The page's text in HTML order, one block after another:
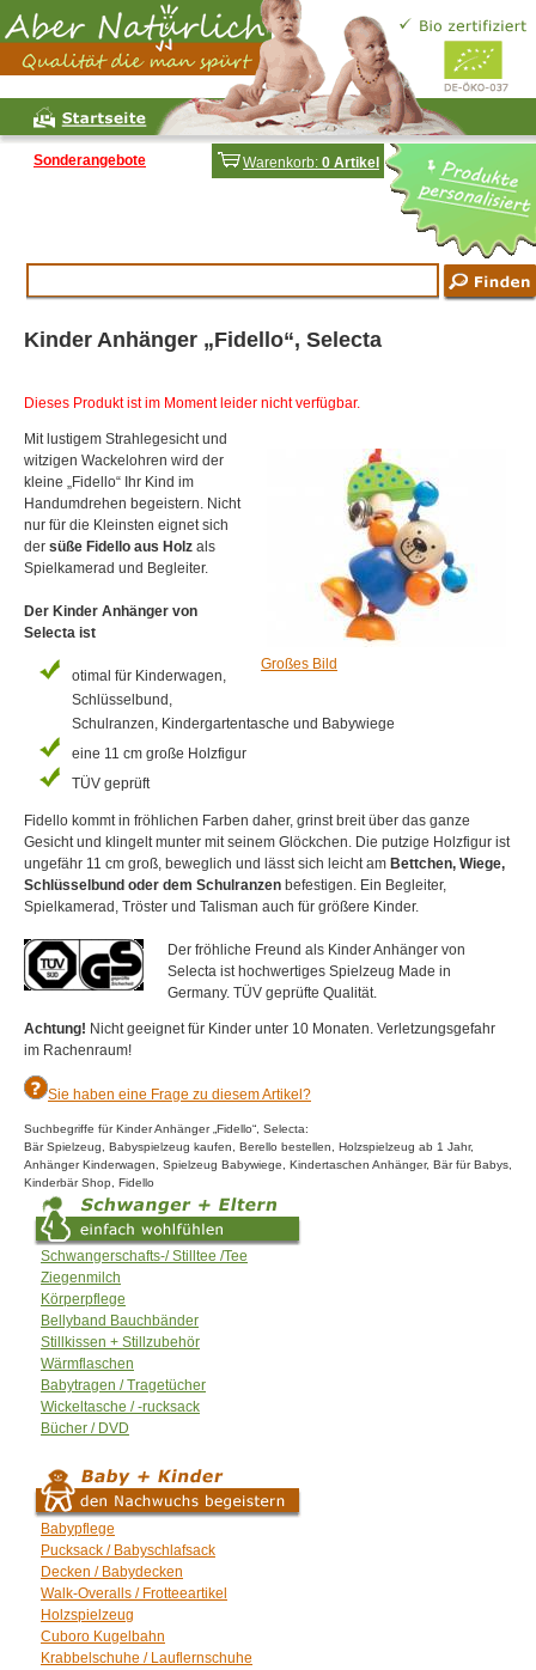
Warenkorb: 0 Artikel
Sonderangebote
Kinder Anhänger „Fidello“, Selecta
Dieses Produkt ist im Moment leider nicht verfügbar.
Großes Bild
Mit lustigem Strahlegesicht und
witzigen Wackelohren wird der
kleine „Fidello“ Ihr Kind im
Handumdrehen begeistern. Nicht
nur für die Kleinsten eignet sich
der süße Fidello aus Holz als
Spielkamerad und Begleiter.
Der Kinder Anhänger von
Selecta ist
otimal für Kinderwagen,
Schlüsselbund,
Schulranzen, Kindergartentasche und Babywiege
eine 11 cm große Holzfigur
TÜV geprüft
Fidello kommt in fröhlichen Farben daher, grinst breit über das ganze
Gesicht und klingelt munter mit seinem Glöckchen. Die putzige Holzfigur ist
ungefähr 11 cm groß, beweglich und lässt sich leicht am Bettchen, Wiege,
Schlüsselbund oder dem Schulranzen befestigen. Ein Begleiter,
Spielkamerad, Tröster und Talisman auch für größere Kinder.
Der fröhliche Freund als Kinder Anhänger von
Selecta ist hochwertiges Spielzeug Made in
Germany. TÜV geprüfte Qualität.
Achtung! Nicht geeignet für Kinder unter 10 Monaten. Verletzungsgefahr
im Rachenraum!
Sie haben eine Frage zu diesem Artikel?
Suchbegriffe für Kinder Anhänger „Fidello“, Selecta:
Bär Spielzeug, Babyspielzeug kaufen, Berello bestellen, Holzspielzeug ab 1 Jahr,
Anhänger Kinderwagen, Spielzeug Babywiege, Kindertaschen Anhänger, Bär für Babys,
Kinderbär Shop, Fidello
Schwangerschafts-/ Stilltee /Tee
Ziegenmilch
Körperpflege
Bellyband Bauchbänder
Stillkissen + Stillzubehör
Wärmflaschen
Babytragen / Tragetücher
Wickeltasche / -rucksack
Bücher / DVD
Babypflege
Pucksack / Babyschlafsack
Decken / Babydecken
Walk-Overalls / Frotteeartikel
Holzspielzeug
Cuboro Kugelbahn
Krabbelschuhe / Lauflernschuhe